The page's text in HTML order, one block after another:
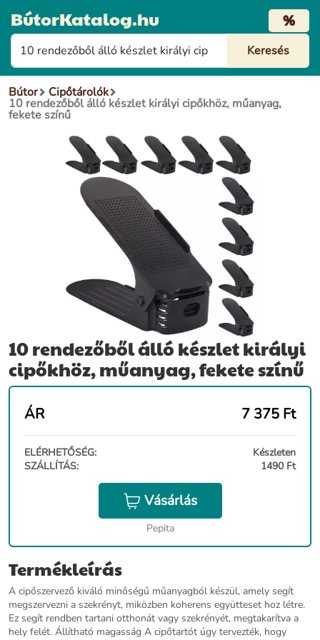
BútorKatalog.hu %
Bútor Cipőtárolók
10 rendezőből álló készlet királyi cipőkhöz, műanyag,
fekete színű
10 rendezőből álló készlet királyi
cipőkhöz, műanyag, fekete színű
ÁR 7 375 Ft
ELÉRHETŐSÉG:
Készleten
SZÁLLÍTÁS:
1490 Ft
Vásárlás
Pepita
Termékleírás
A cipőszervező kiváló minőségű műanyagból készül, amely segít
megszervezni a szekrényt, miközben koherens együtteset hoz létre.
Ez segít rendben tartani otthonát vagy szekrényét, megtakarítva a
hely felét. Állítható magasság A cipőtartót úgy tervezték, hogy